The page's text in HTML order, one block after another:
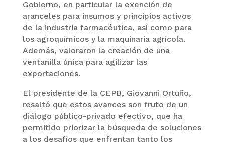
Gobierno, en particular la exención de
aranceles para insumos y principios activos
de la industria farmacéutica, así como para
los agroquímicos y la maquinaria agrícola.
Además, valoraron la creación de una
ventanilla única para agilizar las
exportaciones.
El presidente de la CEPB, Giovanni Ortuño,
resaltó que estos avances son fruto de un
diálogo público-privado efectivo, que ha
permitido priorizar la búsqueda de soluciones
a los desafíos que enfrentan tanto los